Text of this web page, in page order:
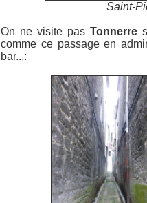
Saint-
On ne visite pas Tonnerre
comme ce passage en
bar...: